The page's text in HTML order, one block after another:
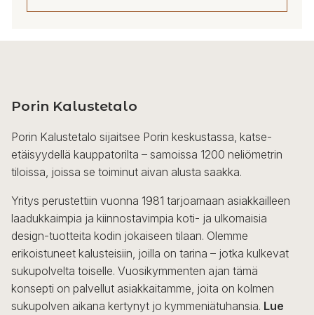
Porin Kalustetalo
Porin Kalustetalo sijaitsee Porin keskustassa, katse-
etäisyydellä kauppatorilta – samoissa 1200 neliömetrin
tiloissa, joissa se toiminut aivan alusta saakka.
Yritys perustettiin vuonna 1981 tarjoamaan asiakkailleen
laadukkaimpia ja kiinnostavimpia koti- ja ulkomaisia
design-tuotteita kodin jokaiseen tilaan. Olemme
erikoistuneet kalusteisiin, joilla on tarina – jotka kulkevat
sukupolvelta toiselle. Vuosikymmenten ajan tämä
konsepti on palvellut asiakkaitamme, joita on kolmen
sukupolven aikana kertynyt jo kymmeniätuhansia. Lue